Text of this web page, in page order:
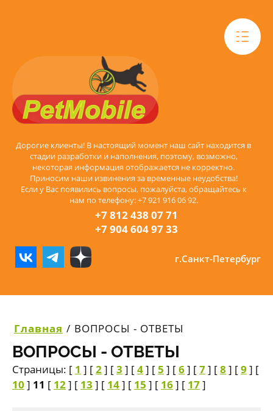
Дорогие клиенты! В настоящий момент наш сайт находится в
стадии разработки и наполнения, поэтому, возможно,
некоторая информация отображается не корректно.
Приносим наши извинения за временные неудобства!
Если у Вас появились вопросы, пожалуйста, обращайтесь к
нам по телефону: +7 921 916 06 92.
+7 812 438 07 71
+7 904 604 97 33
г.Санкт-Петербург
Главная / ВОПРОСЫ - ОТВЕТЫ
ВОПРОСЫ - ОТВЕТЫ
Страницы: [ 1 ] [2] [3 ] [4] [5 ] [6] [7] [8 ] [9 ] [
10 ] 11 [ 12] [ 13 ] [ 14] [ 15 ] [ 16] [ 17]